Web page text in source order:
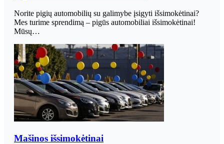
Norite pigių automobilių su galimybe įsigyti išsimokėtinai?
Mes turime sprendimą – pigūs automobiliai išsimokėtinai!
Mūsų…
Mašinos išsimokėtinai